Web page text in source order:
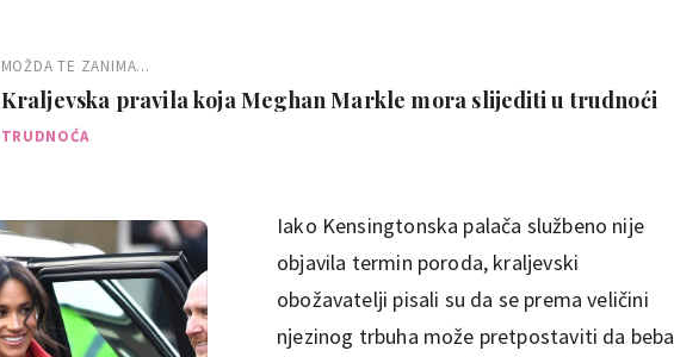
MOŽDA TE ZANIMA...
Kraljevska pravila koja Meghan Markle mora slijediti u trudnoći
TRUDNOĆA
Iako Kensingtonska palača službeno nije
objavila termin poroda, kraljevski
obožavatelji pisali su da se prema veličini
njezinog trbuha može pretpostaviti da beba